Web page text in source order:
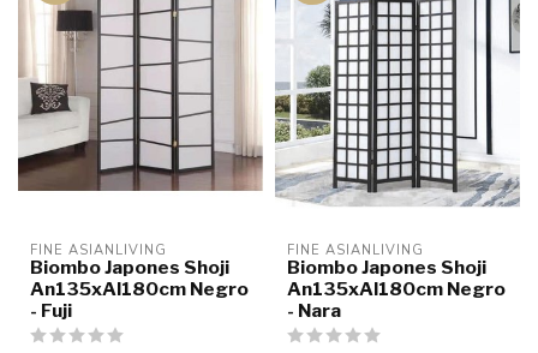
FINE ASIANLIVING
Biombo Japones Shoji
An135xAl180cm Negro
- Fuji
FINE ASIANLIVING
Biombo Japones Shoji
An135xAl180cm Negro
- Nara